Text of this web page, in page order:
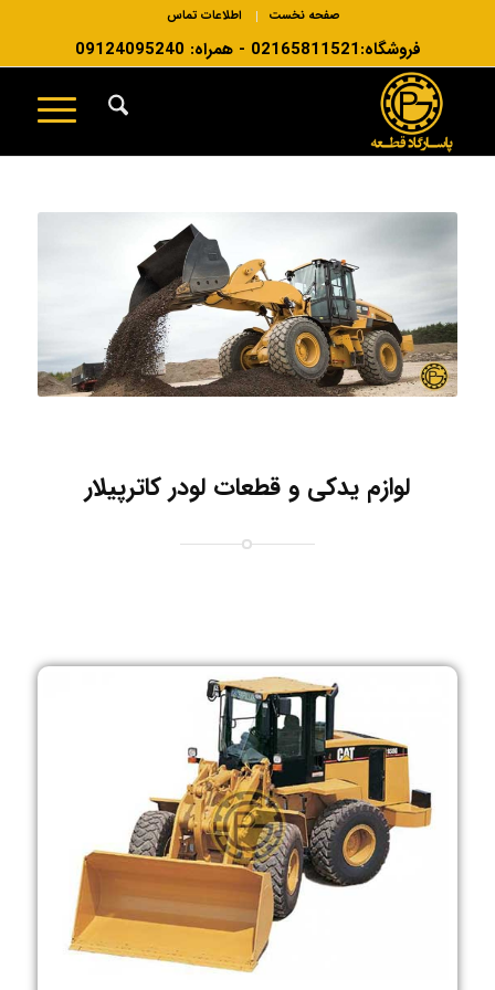
صفحه نخست اطلاعات تماس
فروشگاه:02165811521 - همراه: 09124095240
لوازم یدکی و قطعات لودر کاترپیلار